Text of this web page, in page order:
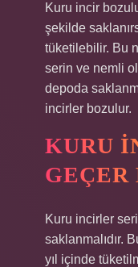
Kuru incir
şekilde
tüketilebilir. Bu
serin ve nemli
depoda
incirler bozulur.
KURU
GEÇER
Kuru incirler
saklanmalıdır.
yıl içinde